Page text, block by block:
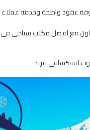
عقود واضحة وخدمة عملاء
مع افضل مكتب سياحي في
استكشافي فريد